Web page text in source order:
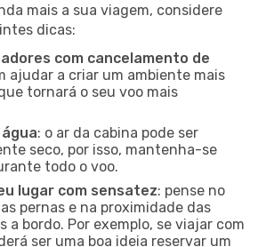
mais a sua viagem, considere
dicas:
com cancelamento de
ajudar a criar um ambiente mais
tornará o seu voo mais
: o ar da cabina pode ser
seco, por isso, mantenha-se
todo o voo.
lugar com sensatez: pense no
pernas e na proximidade das
a bordo. Por exemplo, se viajar com
ser uma boa ideia reservar um